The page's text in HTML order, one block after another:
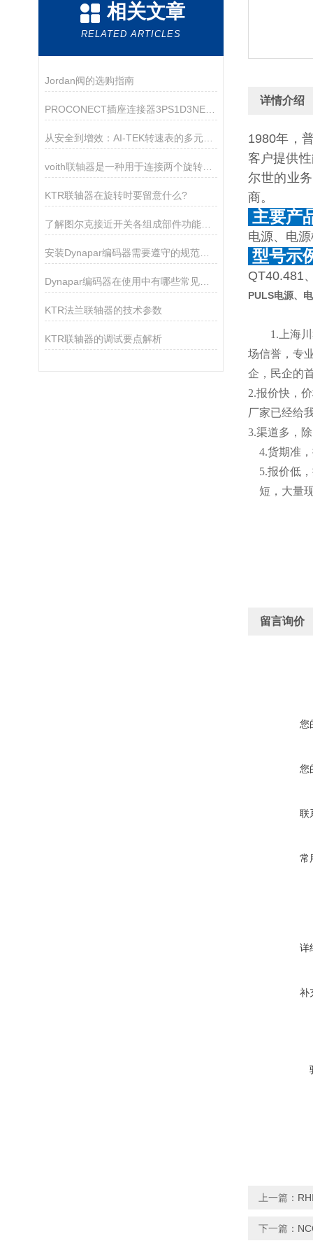
相关文章
RELATED ARTICLES
Jordan阀的选购指南
PROCONECT插座连接器3PS1D3NE01选购指南
voith联轴器是一种用于连接两个旋转轴的机械装置
KTR联轴器在旋转时要留意什么?
了解图尔克接近开关各组成部件功能特点才能更好的使用它
安装Dynapar编码器需要遵守的规范如下
Dynapar编码器在使用中有哪些常见的故障？
KTR法兰联轴器的技术参数
KTR联轴器的调试要点解析
详情介绍
1980年，
客户提供
尔世的业
商。
主要产
电源、电
型号示
QT40.481
PULS电源、
1. 上海
场信誉，专
企，民企的
2.报价快，
厂家已经给
3.渠道多，
4.货期准
5.报价低
短 ， 大量
留言询价
您
您
联
常
详
补
上一篇：
下一篇：